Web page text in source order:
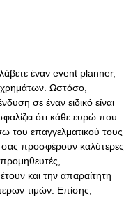
έναν event planner,
χρημάτων. Ωστόσο,
σε έναν ειδικό είναι
ότι κάθε ευρώ που
του επαγγελματικού τους
προσφέρουν καλύτερες
και την απαραίτητη
τιμών. Επίσης,